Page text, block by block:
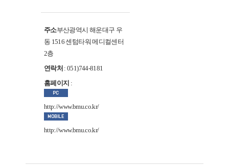
주소부산광역시 해운대구 우
동 1516 센텀타워 메디컬센터
2층
연락처 : 051)744-8181
홈페이지 :
http://www.bmu.co.kr/
http://www.bmu.co.kr/